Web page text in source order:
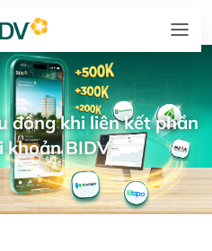
đồng khi liên kết phần
khoản BIDV